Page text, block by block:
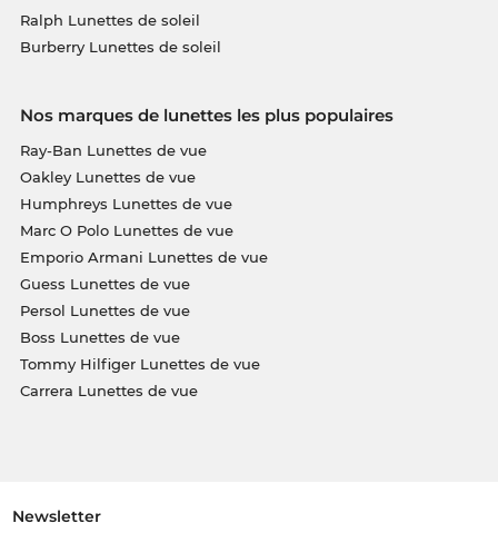
Ralph Lunettes de soleil
Burberry Lunettes de soleil
Nos marques de lunettes les plus populaires
Ray-Ban Lunettes de vue
Oakley Lunettes de vue
Humphreys Lunettes de vue
Marc O Polo Lunettes de vue
Emporio Armani Lunettes de vue
Guess Lunettes de vue
Persol Lunettes de vue
Boss Lunettes de vue
Tommy Hilfiger Lunettes de vue
Carrera Lunettes de vue
Newsletter